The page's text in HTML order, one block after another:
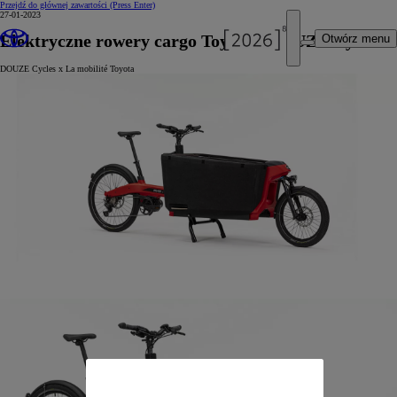
Przejdź do głównej zawartości (Press Enter)
Otwórz menu
27-01-2023
Elektryczne rowery cargo Toyoty i DOUZE Cycles
DOUZE Cycles x La mobilité Toyota